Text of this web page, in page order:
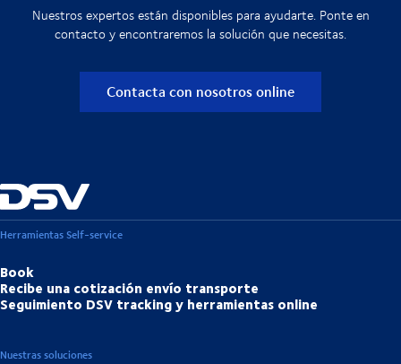
Nuestros expertos están disponibles para ayudarte. Ponte en
contacto y encontraremos la solución que necesitas.
Contacta con nosotros online
Herramientas Self-service
Book
Recibe una cotización envío transporte
Seguimiento DSV tracking y herramientas online
Nuestras soluciones